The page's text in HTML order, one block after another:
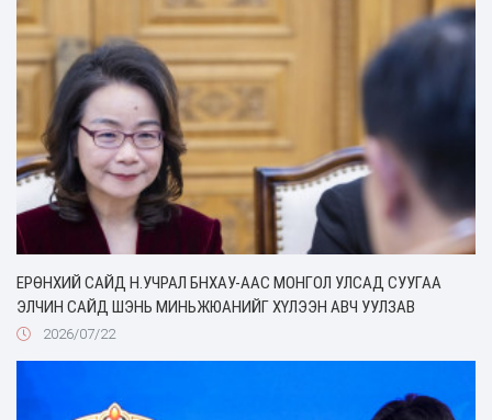
ЕРӨНХИЙ САЙД Н.УЧРАЛ БНХАУ-ААС МОНГОЛ УЛСАД СУУГАА
ЭЛЧИН САЙД ШЭНЬ МИНЬЖЮАНИЙГ ХҮЛЭЭН АВЧ УУЛЗАВ
2026/07/22